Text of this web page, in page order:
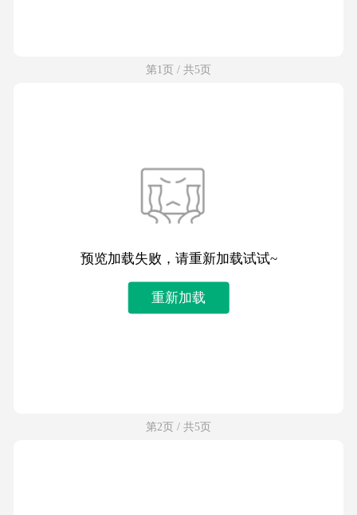
第1页 / 共5页
预览加载失败，请重新加载试试~
重新加载
第2页 / 共5页